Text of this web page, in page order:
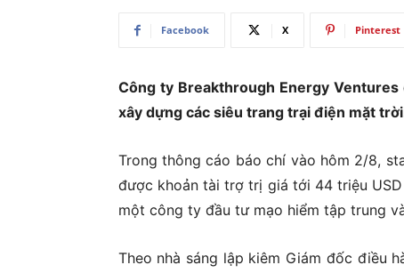
C
Ủ
Facebook X Pinterest
Công ty Breakthrough Energy
xây dựng các siêu trang trại điện mặt
Trong thông cáo báo chí vào hôm 2/8,
được khoản tài trợ trị giá tới 44 triệu
một công ty đầu tư mạo hiểm tập trung
Theo nhà sáng lập kiêm Giám đốc điều